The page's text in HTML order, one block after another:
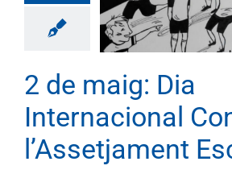
2 de maig: Dia
Internacional
l’Assetjament